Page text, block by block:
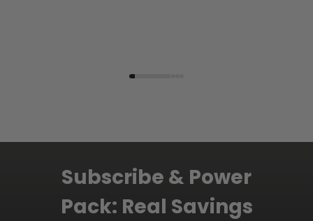
Subscribe & Power
Pack: Real Savings